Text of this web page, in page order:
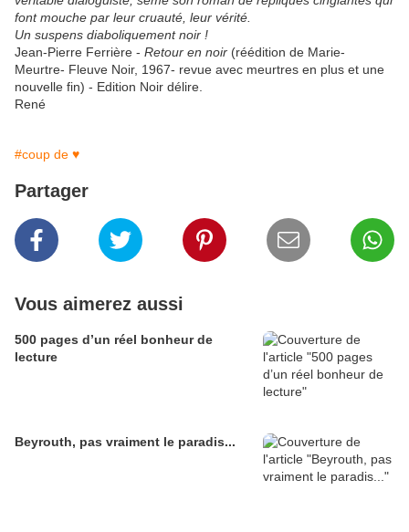
font mouche par leur cruauté, leur vérité.
Un suspens diaboliquement noir !
Jean-Pierre Ferrière - Retour en noir (réédition de Marie-
Meurtre- Fleuve Noir, 1967- revue avec meurtres en plus et une
nouvelle fin) - Edition Noir délire.
René
#coup de ♥
Partager
Vous aimerez aussi
500 pages d’un réel bonheur de
lecture
Beyrouth, pas vraiment le paradis...